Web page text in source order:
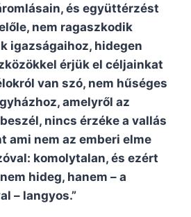
és együttérzést
nem ragaszkodik
igazságaihoz, hidegen
érjük el céljainkat
van szó, nem hűséges
amelyről az
nincs érzéke a vallás
ami nem az emberi elme
komolytalan, és ezért
hideg, hanem – a
– langyos.”